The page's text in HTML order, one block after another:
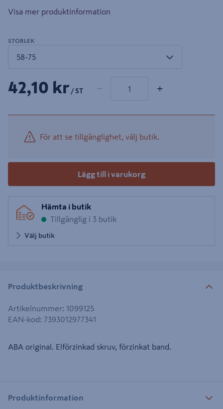
Visa mer produktinformation
STORLEK
42,10 kr / ST − +
För att se tillgänglighet, välj butik.
Lägg till i varukorg
Hämta i butik
Tillgänglig i 3 butik
Välj butik
Produktbeskrivning
Artikelnummer: 1099125
EAN-kod: 7393012977341
ABA original. Elförzinkad skruv, förzinkat band.
Produktinformation